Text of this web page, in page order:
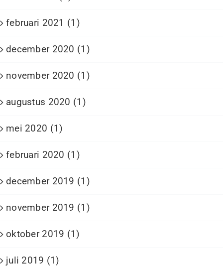
februari 2021 (1)
december 2020 (1)
november 2020 (1)
augustus 2020 (1)
mei 2020 (1)
februari 2020 (1)
december 2019 (1)
november 2019 (1)
oktober 2019 (1)
juli 2019 (1)